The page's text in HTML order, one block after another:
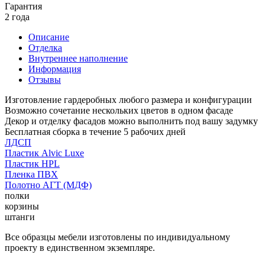
Гарантия
2 года
Описание
Отделка
Внутреннее наполнение
Информация
Отзывы
Изготовление гардеробных любого размера и конфигурации
Возможно сочетание нескольких цветов в одном фасаде
Декор и отделку фасадов можно выполнить под вашу задумку
Бесплатная сборка в течение 5 рабочих дней
ЛДСП
Пластик Alvic Luxe
Пластик HPL
Пленка ПВХ
Полотно АГТ (МДФ)
полки
корзины
штанги
Все образцы мебели изготовлены по индивидуальному
проекту в единственном экземпляре.